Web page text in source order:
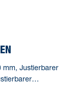
mm, Justierbarer